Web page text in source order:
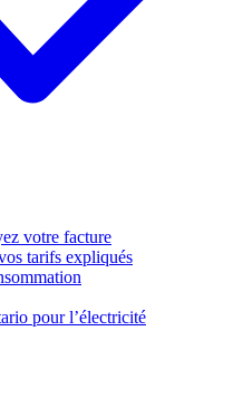
votre facture
tarifs expliqués
pour l’électricité